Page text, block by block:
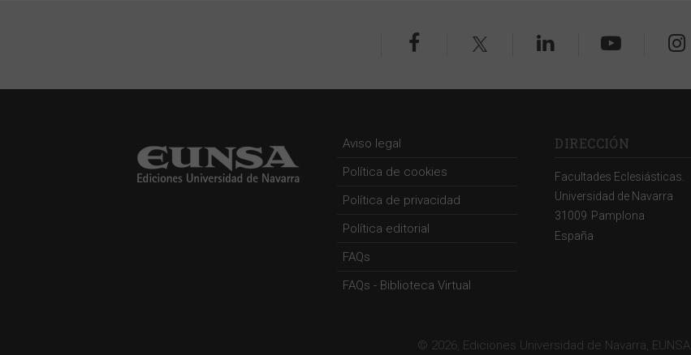
Aviso legal
Política de cookies
Política de privacidad
Política editorial
FAQs
FAQs - Biblioteca Virtual
DIRECCIÓN
Facultades Eclesiásticas.
Universidad de Navarra
31009 Pamplona
España
© 2026, Ediciones Universidad de Navarra, EUNSA